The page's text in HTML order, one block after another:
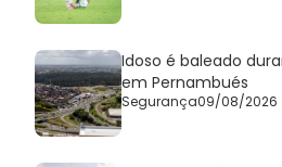
Idoso é baleado
em Pernambués
Segurança09/08/2026